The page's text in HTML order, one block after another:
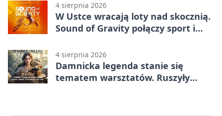
4 sierpnia 2026
W Ustce wracają loty nad skocznią.
Sound of Gravity połączy sport i
4 sierpnia 2026
Damnicka legenda stanie się
tematem warsztatów. Ruszyły